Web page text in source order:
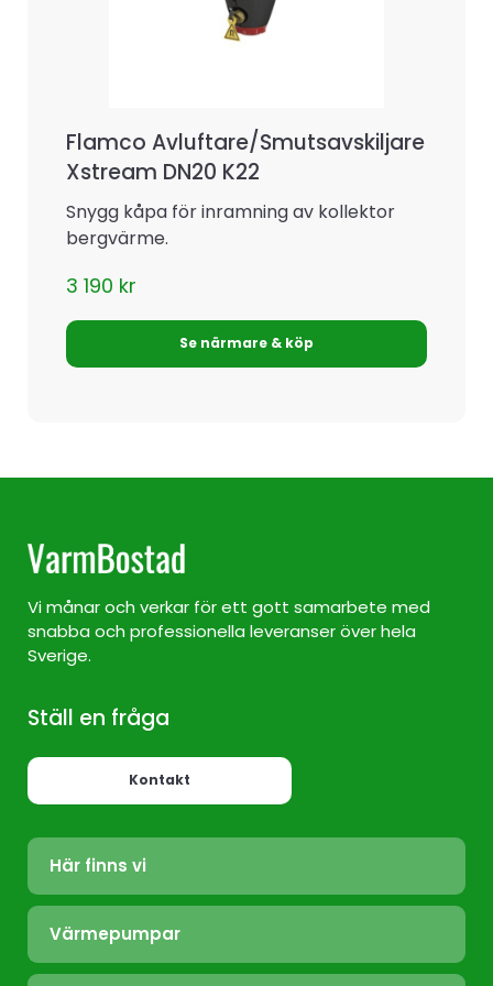
Flamco Avluftare/Smutsavskiljare
Xstream DN20 K22
Snygg kåpa för inramning av kollektor
bergvärme.
3 190 kr
Se närmare & köp
Vi månar och verkar för ett gott samarbete med
snabba och professionella leveranser över hela
Sverige.
Ställ en fråga
Kontakt
Här finns vi
Värmepump Sverige
Värmepump Stockholm
Värmepumpar
Luft/Luft